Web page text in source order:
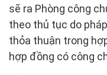
sẽ ra Phòng công
theo thủ tục do
thỏa thuận trong
hợp đồng có công